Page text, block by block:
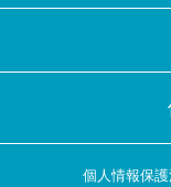
個人情報保